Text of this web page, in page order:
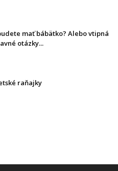
mať bábätko? Alebo vtipná
otázky...
raňajky